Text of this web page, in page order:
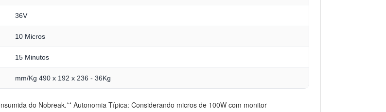
36V
10 Micros
15 Minutos
mm/Kg 490 x 192 x 236 - 36Kg
do Nobreak.** Autonomia Típica: Considerando micros de 100W com monitor